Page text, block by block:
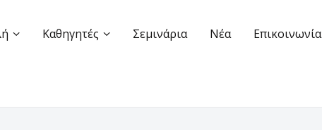
Καθηγητές Σεμινάρια Νέα Επικοινωνία